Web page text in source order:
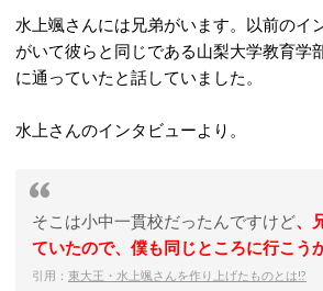
水上颯さんには兄弟がいます。以前のイ
がいて彼らと同じである山梨大学教育学
に通っていたと話していました。
水上さんのインタビューより。
そこは小中一貫校だったんですけど、
ていたので、僕も同じところに行こう
引用： 東大王・水上颯さんを作り上げたものとは!?